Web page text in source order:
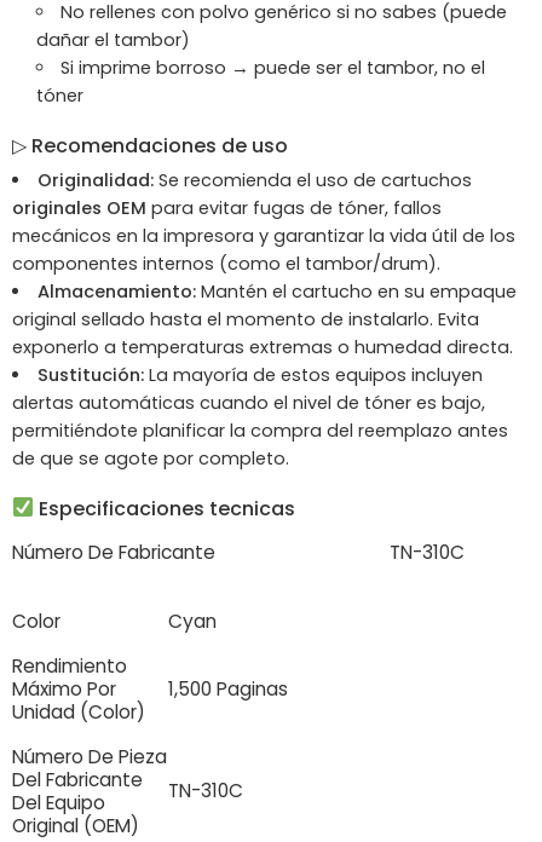
No rellenes con polvo genérico si no sabes (puede
dañar el tambor)
Si imprime borroso → puede ser el tambor, no el
tóner
▷ Recomendaciones de uso
Originalidad:Se recomienda el uso de cartuchos
originales OEM para evitar fugas de tóner, fallos
mecánicos en la impresora y garantizar la vida útil de los
componentes internos (como el tambor/drum).
Almacenamiento:Mantén el cartucho en su empaque
original sellado hasta el momento de instalarlo. Evita
exponerlo a temperaturas extremas o humedad directa.
Sustitución:La mayoría de estos equipos incluyen
alertas automáticas cuando el nivel de tóner es bajo,
permitiéndote planificar la compra del reemplazo antes
de que se agote por completo.
Especificaciones tecnicas
Número De Fabricante TN-310C
Color
Cyan
Rendimiento
Máximo Por
Unidad (Color)
1,500 Paginas
Número De Pieza
Del Fabricante
Del Equipo
Original (OEM)
TN-310C